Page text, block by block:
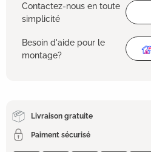
Contactez-nous en toute
simplicité
Besoin d'aide pour le
montage?
Livraison gratuite
Paiment sécurisé